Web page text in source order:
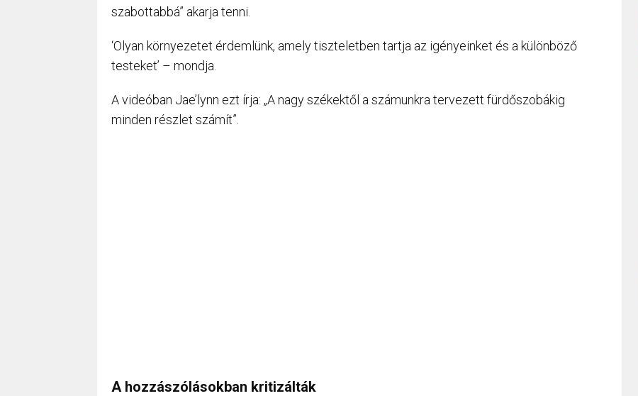
szabottabbá” akarja tenni.
‘Olyan környezetet érdemlünk, amely tiszteletben tartja az igényeinket és a különböző
testeket’ – mondja.
A videóban Jae’lynn ezt írja: „A nagy székektől a számunkra tervezett fürdőszobákig
minden részlet számít”.
A hozzászólásokban kritizálták